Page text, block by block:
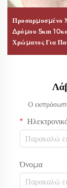
Προσαρμοσμένο
Δρόμου 5και
Χρώματος Για
Τρεξιμάτων
Τρεξίματος
Ο
Όνομα